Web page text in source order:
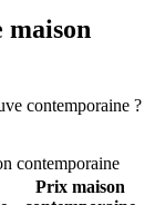
contemporaine ?
contemporaine
Prix maison